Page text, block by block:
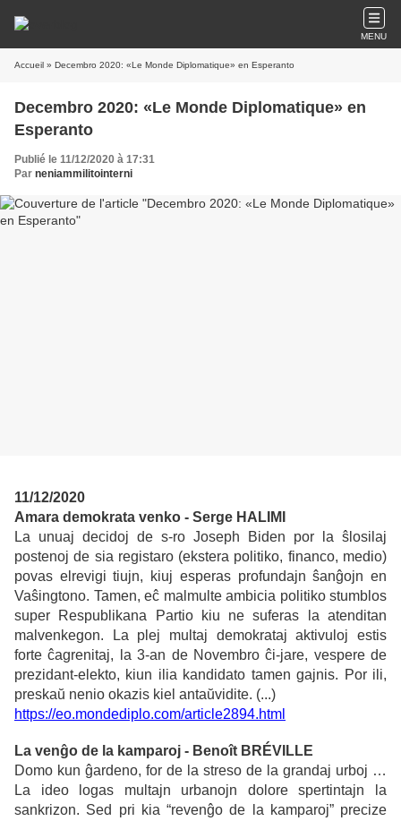
MENU
Accueil » Decembro 2020: «Le Monde Diplomatique» en Esperanto
Decembro 2020: «Le Monde Diplomatique» en
Esperanto
Publié le 11/12/2020 à 17:31
Par neniammilitointerni
11/12/2020
Amara demokrata venko - Serge HALIMI
La unuaj decidoj de s-ro Joseph Biden por la ŝlosilaj
postenoj de sia registaro (ekstera politiko, financo, medio)
povas elrevigi tiujn, kiuj esperas profundajn ŝanĝojn en
Vaŝingtono. Tamen, eĉ malmulte ambicia politiko stumblos
super Respublikana Partio kiu ne suferas la atenditan
malvenkegon. La plej multaj demokrataj aktivuloj estis
forte ĉagrenitaj, la 3-an de Novembro ĉi-jare, vespere de
prezidant-elekto, kiun ilia kandidato tamen gajnis. Por ili,
preskaŭ nenio okazis kiel antaŭvidite. (...)
https://eo.mondediplo.com/article2894.html
La venĝo de la kamparoj - Benoît BRÉVILLE
Domo kun ĝardeno, for de la streso de la grandaj urboj …
La ideo logas multajn urbanojn dolore spertintajn la
sankrizon. Sed pri kia “revenĝo de la kamparoj” precize